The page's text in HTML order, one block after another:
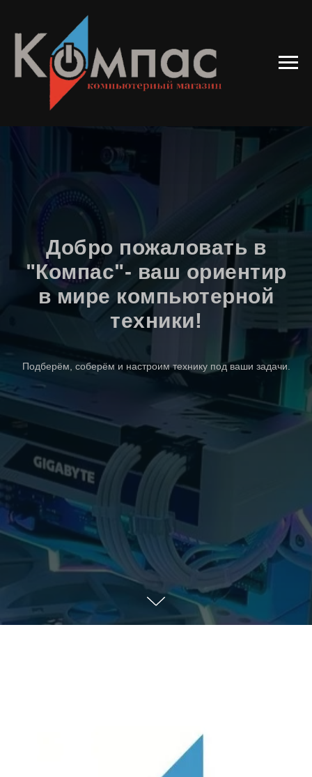
Добро пожаловать в
"Компас"- ваш ориентир
в мире компьютерной
техники!
Подберём, соберём и настроим технику под ваши задачи.